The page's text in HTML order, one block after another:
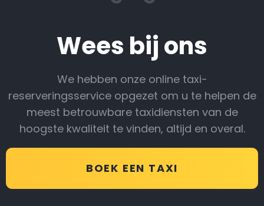
Wees bij ons
We hebben onze online taxi-
reserveringsservice opgezet om u te helpen de
meest betrouwbare taxidiensten van de
hoogste kwaliteit te vinden, altijd en overal.
BOEK EEN TAXI